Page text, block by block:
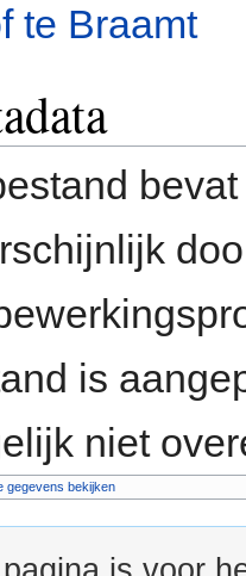
te Braamt
is
niet
gegevens bekijken